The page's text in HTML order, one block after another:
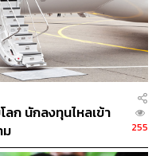
ก นักลงทุนไหลเข้า
ม
255